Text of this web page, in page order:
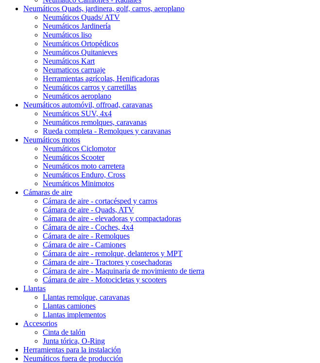
Neumáticos Quads, jardinera, golf, carros, aeroplano
Neumáticos Quads/ ATV
Neumáticos Jardinería
Neumáticos liso
Neumáticos Ortopédicos
Neumáticos Quitanieves
Neumáticos Kart
Neumaticos carruaje
Herramientas agrícolas, Henificadoras
Neumáticos carros y carretillas
Neumáticos aeroplano
Neumáticos automóvil, offroad, caravanas
Neumáticos SUV, 4x4
Neumáticos remolques, caravanas
Rueda completa - Remolques y caravanas
Neumáticos motos
Neumáticos Ciclomotor
Neumáticos Scooter
Neumáticos moto carretera
Neumáticos Enduro, Cross
Neumáticos Minimotos
Cámaras de aire
Cámara de aire - cortacésped y carros
Cámara de aire - Quads, ATV
Cámara de aire - elevadoras y compactadoras
Cámara de aire - Coches, 4x4
Cámara de aire - Remolques
Cámara de aire - Camiones
Cámara de aire - remolque, delanteros y MPT
Cámara de aire - Tractores y cosechadoras
Cámara de aire - Maquinaria de movimiento de tierra
Cámara de aire - Motocicletas y scooters
Llantas
Llantas remolque, caravanas
Llantas camiones
Llantas implementos
Accesorios
Cinta de talón
Junta tórica, O-Ring
Herramientas para la instalación
Neumáticos fuera de producción